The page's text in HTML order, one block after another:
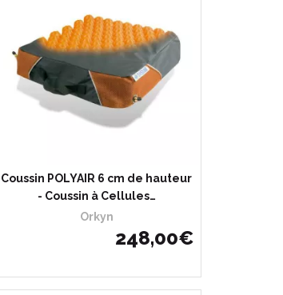
Coussin POLYAIR 6 cm de hauteur
- Coussin à Cellules…
Orkyn
248,00€